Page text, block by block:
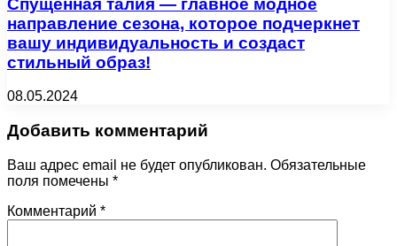
Спущенная талия — главное модное
направление сезона, которое подчеркнет
вашу индивидуальность и создаст
стильный образ!
08.05.2024
Добавить комментарий
Ваш адрес email не будет опубликован. Обязательные
поля помечены *
Комментарий *